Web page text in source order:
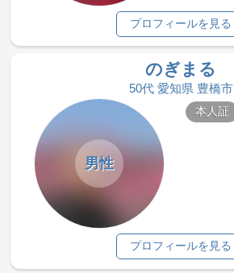
プロフィールを見る
のぎまる
50代 愛知県 豊橋市
男性
本人証
プロフィールを見る